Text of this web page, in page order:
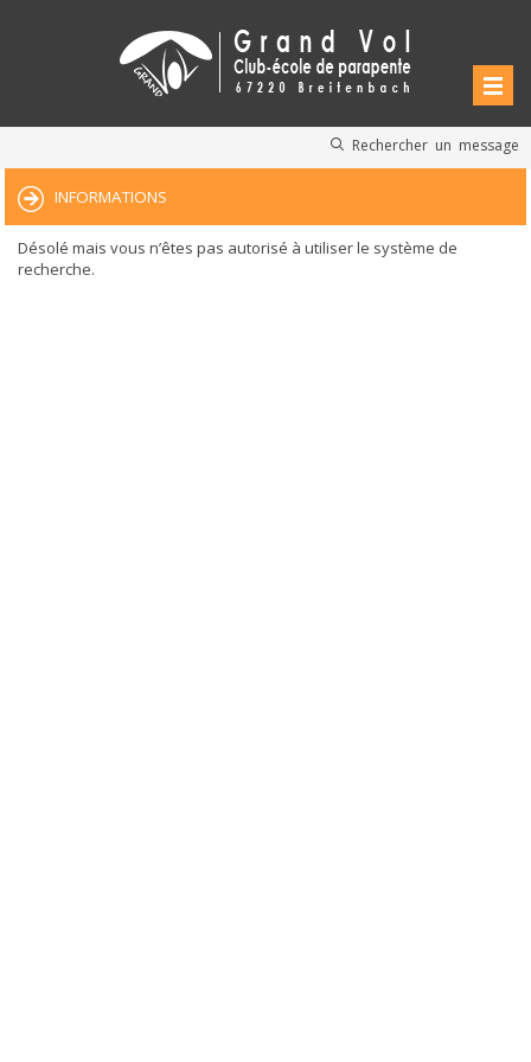
Rechercher un message
INFORMATIONS
Désolé mais vous n’êtes pas autorisé à utiliser le système de
recherche.